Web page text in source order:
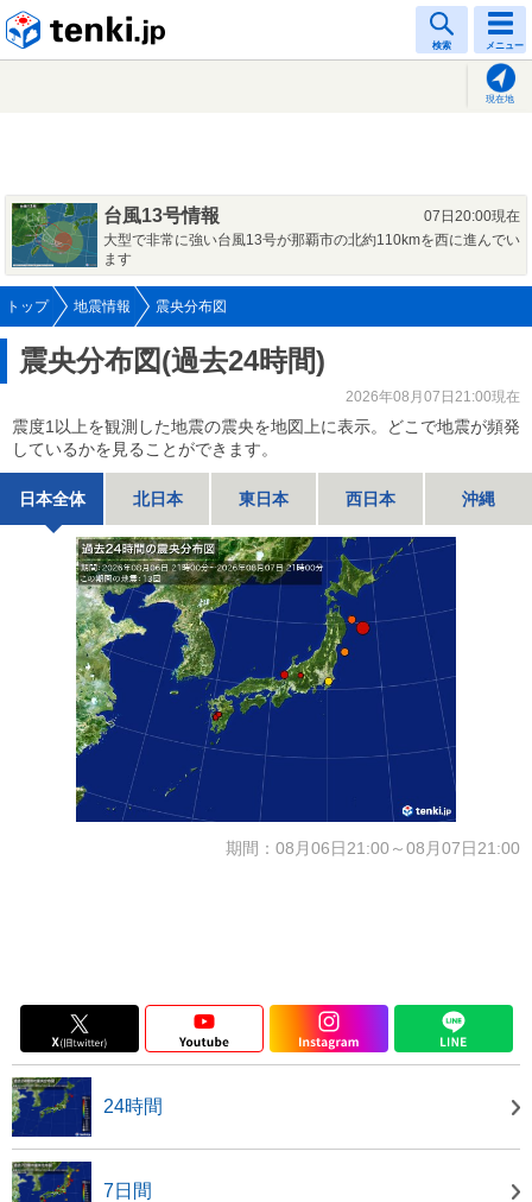
検索 メニュー
現在地
台風13号情報
07日20:00現在
大型で非常に強い台風13号が那覇市の北約110kmを西に進んでい
ます
トップ 地震情報 震央分布図
震央分布図(過去24時間)
2026年08月07日21:00現在
震度1以上を観測した地震の震央を地図上に表示。どこで地震が頻発
しているかを見ることができます。
日本全体 北日本 東日本 西日本 沖縄
期間：08月06日21:00～08月07日21:00
24時間
7日間